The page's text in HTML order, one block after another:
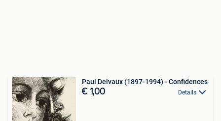
Paul Delvaux (1897-1994) - Confidences
€ 1,00 Details